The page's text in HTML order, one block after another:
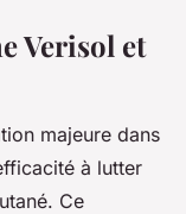
Verisol et
majeure dans
à lutter
Ce